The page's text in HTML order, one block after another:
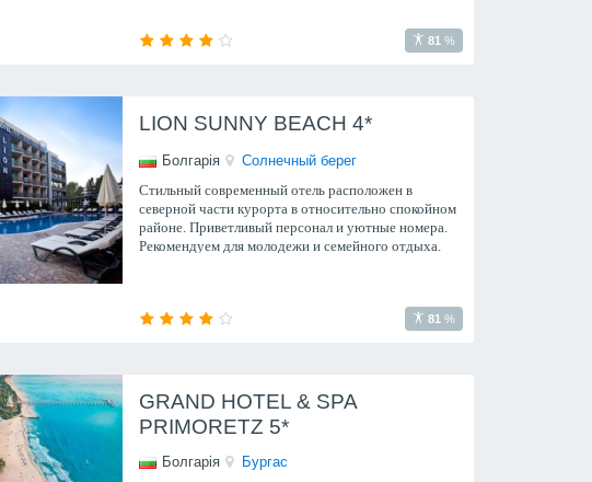
81 %
LION SUNNY BEACH 4*
Болгарія
Солнечный берег
Стильный современный отель расположен в
северной части курорта в относительно спокойном
районе. Приветливый персонал и уютные номера.
Рекомендуем для молодежи и семейного отдыха.
81 %
GRAND HOTEL & SPA
PRIMORETZ 5*
Болгарія
Бургас